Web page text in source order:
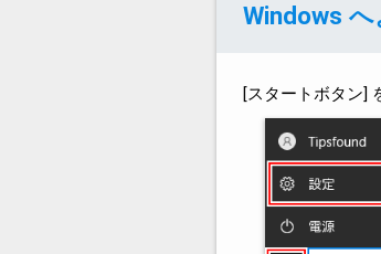
Windows
[スタートボタン]